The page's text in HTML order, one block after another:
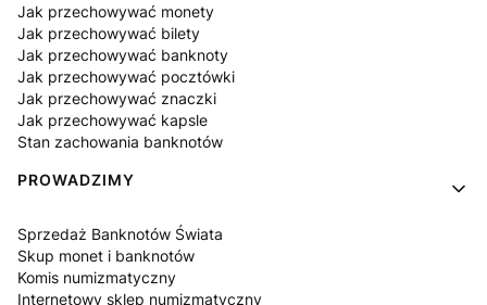
Jak przechowywać monety
Jak przechowywać bilety
Jak przechowywać banknoty
Jak przechowywać pocztówki
Jak przechowywać znaczki
Jak przechowywać kapsle
Stan zachowania banknotów
PROWADZIMY
Sprzedaż Banknotów Świata
Skup monet i banknotów
Komis numizmatyczny
Internetowy sklep numizmatyczny